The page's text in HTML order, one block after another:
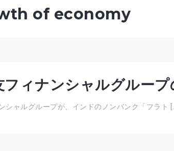
of economy
フィナンシャルグループ
シャルグループが、インドのノンバンク「フラト